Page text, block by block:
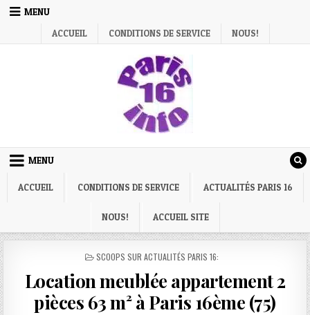
Skip
MENU
ACCUEIL
CONDITIONS DE SERVICE NOUS!
MENU
ACCUEIL CONDITIONS DE SERVICE ACTUALITÉS PARIS 16
NOUS! ACCUEIL SITE
POSTED
SCOOPS SUR ACTUALITÉS PARIS 16:
Location meublée appartement 2
pièces 63 m² à Paris 16ème (75)